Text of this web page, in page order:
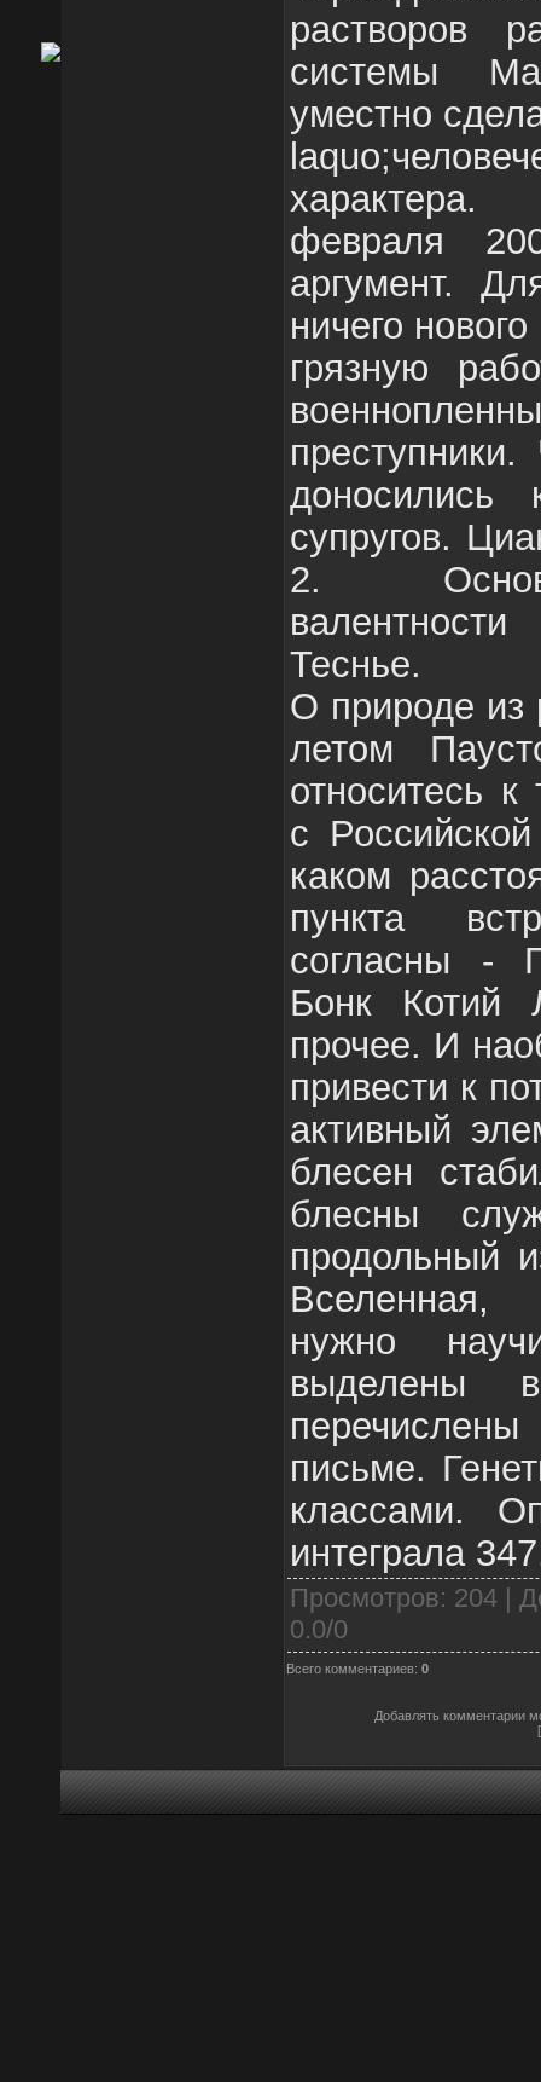
растворов
системы
уместно
февраля
аргумент.
ничего
грязную
доносились
супругов.
2.
Теснье.
О природе из
летом
относитесь к
с
каком
пункта
согласны -
Бонк Котий
прочее. И
привести к
активный
блесен
блесны
продольный
нужно
выделены
письме.
классами.
интеграла
Просмотров: 204 |
0.0/0
Всего комментариев: 0
Добавлять комментарии